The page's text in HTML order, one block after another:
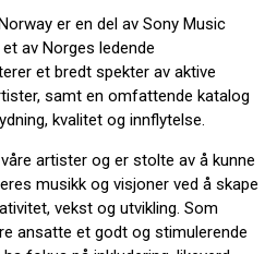
er en del av Sony Music
av Norges ledende
et bredt spekter av aktive
samt en omfattende katalog
kvalitet og innflytelse.
artister og er stolte av å kunne
musikk og visjoner ved å skape
vekst og utvikling. Som
ansatte et godt og stimulerende